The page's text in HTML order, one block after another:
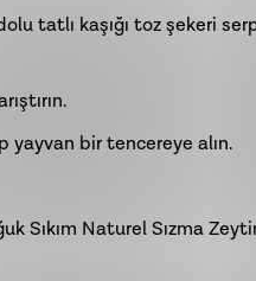
tatlı kaşığı toz şekeri
yayvan bir tencereye alın.
Sıkım Naturel Sızma